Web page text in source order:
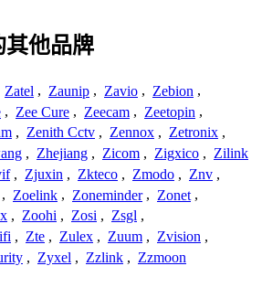
其他品牌
Zatel , Zaunip , Zavio , Zebion ,
, Zee Cure , Zeecam , Zeetopin ,
, Zenith Cctv , Zennox , Zetronix ,
, Zhejiang , Zicom , Zigxico , Zilink
, Zjuxin , Zkteco , Zmodo , Znv ,
, Zoelink , Zoneminder , Zonet ,
, Zoohi , Zosi , Zsgl ,
, Zte , Zulex , Zuum , Zvision ,
, Zyxel , Zzlink , Zzmoon